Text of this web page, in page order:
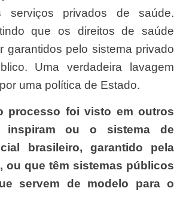
serviços privados de saúde.
que os direitos de saúde
garantidos pelo sistema privado
Uma verdadeira lavagem
uma política de Estado.
inspiram ou o sistema de
brasileiro, garantido pela
ou que têm sistemas públicos
servem de modelo para o